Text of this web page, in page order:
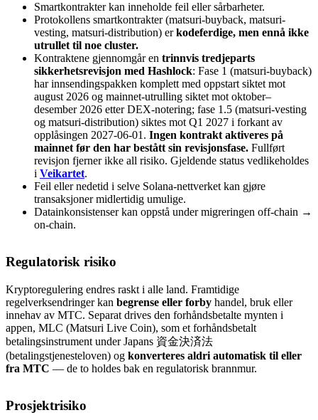
Smartkontrakter kan inneholde feil eller sårbarheter.
Protokollens smartkontrakter (matsuri-buyback, matsuri-
vesting, matsuri-distribution) erkodeferdige, men ennå ikke
utrullet til noe cluster.
Kontraktene gjennomgår en trinnvis tredjeparts
sikkerhetsrevisjon med Hashlock: Fase 1 (matsuri-buyback)
har innsendingspakken komplett med oppstart siktet mot
august 2026 og mainnet-utrulling siktet mot oktober–
desember 2026 etter DEX-notering; fase 1.5 (matsuri-vesting
og matsuri-distribution) siktes mot Q1 2027 i forkant av
opplåsingen 2027-06-01. Ingen kontrakt aktiveres på
mainnet før den har bestått sin revisjonsfase. Fullført
revisjon fjerner ikke all risiko. Gjeldende status vedlikeholdes
i Veikartet.
Feil eller nedetid i selve Solana-nettverket kan gjøre
transaksjoner midlertidig umulige.
Datainkonsistenser kan oppstå under migreringen off-chain →
on-chain.
Regulatorisk risiko
Kryptoregulering endres raskt i alle land. Framtidige
regelverksendringer kan begrense eller forby handel, bruk eller
innehav av MTC. Separat drives den forhåndsbetalte mynten i
appen, MLC (Matsuri Live Coin), som et forhåndsbetalt
betalingsinstrument under Japans 資金決済法
(betalingstjenesteloven) og konverteres aldri automatisk til eller
fra MTC — de to holdes bak en regulatorisk brannmur.
Prosjektrisiko